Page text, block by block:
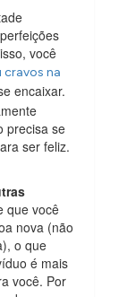
você
cravos na
encaixar.
precisa se
ser feliz.
que você
nova (não
o que
é mais
você. Por